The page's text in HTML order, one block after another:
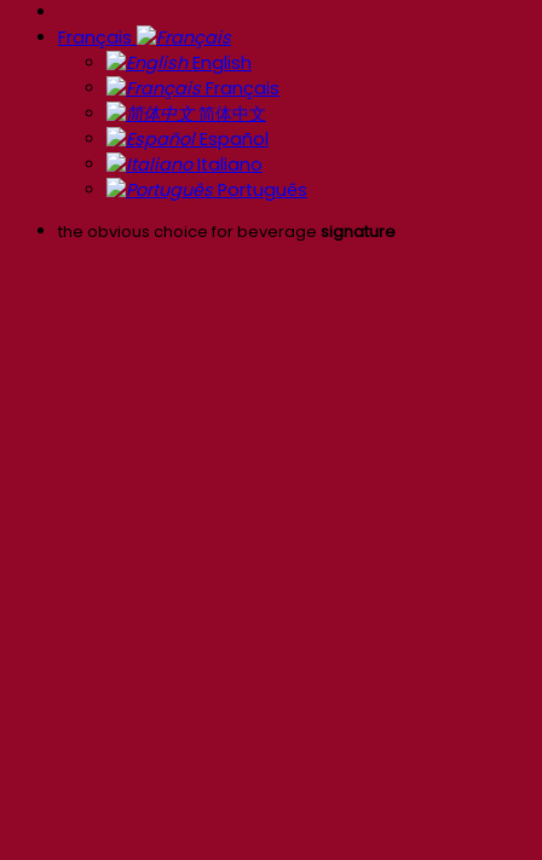
Français
English
Français
简体中文
Español
Italiano
Português
the obvious choice for beverage signature